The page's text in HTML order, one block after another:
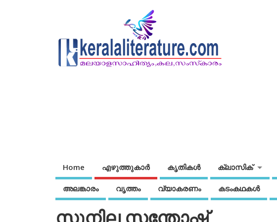
Home എഴുത്തുകാര്‍ കൃതികൾ ക്ലാസിക്
അലങ്കാരം വൃത്തം വ്യാകരണം കടംകഥകള്‍